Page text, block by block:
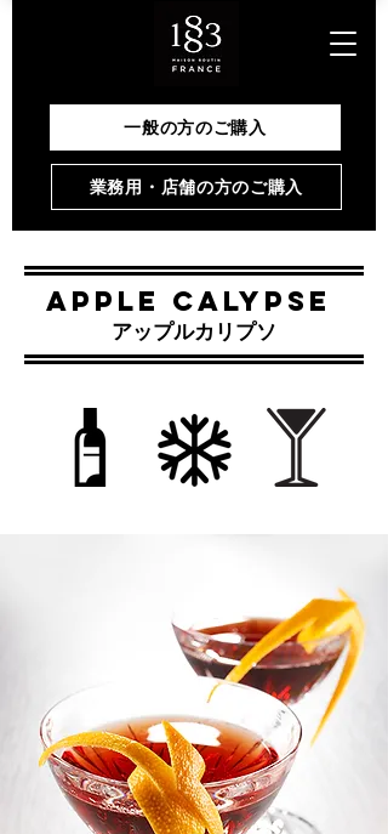
一般の方のご購入
業務用・店舗の方のご購入
APPLE CALYPSE
​アップルカリプソ